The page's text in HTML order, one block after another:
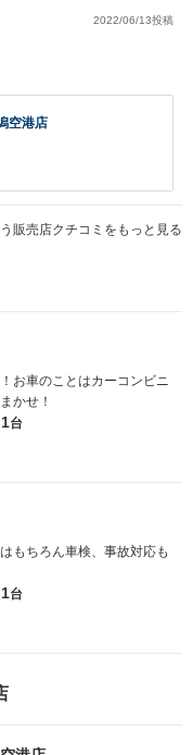
2022/06/13投稿
空港店
販売店クチコミをもっと見る
お車のことはカーコンビニ
かせ！
1台
もちろん車検、事故対応も
1台